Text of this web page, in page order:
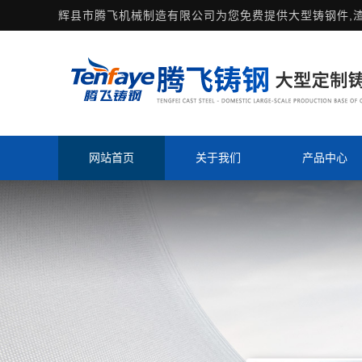
辉县市腾飞机械制造有限公司为您免费提供大型铸钢件 ,
网站首页 关于我们 产品中心